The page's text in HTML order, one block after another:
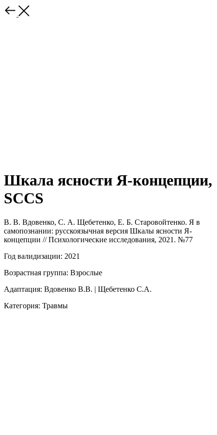
Шкала ясности Я-концепции,
SCCS
В. В. Вдовенко, С. А. Щебетенко, Е. Б. Старовойтенко. Я в
самопознании: русскоязычная версия Шкалы ясности Я-
концепции // Психологические исследования, 2021. №77
Год валидизации: 2021
Возрастная группа: Взрослые
Адаптация: Вдовенко В.В. | Щебетенко С.А.
Категория: Травмы